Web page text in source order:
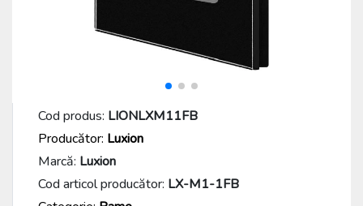
Cod produs: LIONLXM11FB
Producător: Luxion
Marcă: Luxion
Cod articol producător: LX-M1-1FB